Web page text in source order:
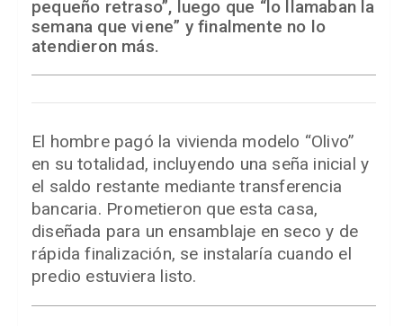
pequeño retraso”, luego que “lo llamaban la
semana que viene” y finalmente no lo
atendieron más.
El hombre pagó la vivienda modelo “Olivo”
en su totalidad, incluyendo una seña inicial y
el saldo restante mediante transferencia
bancaria. Prometieron que esta casa,
diseñada para un ensamblaje en seco y de
rápida finalización, se instalaría cuando el
predio estuviera listo.